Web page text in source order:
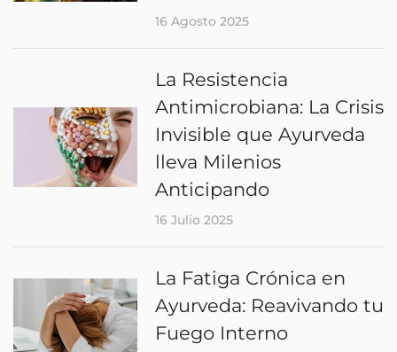
16 Agosto 2025
La Resistencia
Antimicrobiana: La Crisis
Invisible que Ayurveda
lleva Milenios
Anticipando
16 Julio 2025
La Fatiga Crónica en
Ayurveda: Reavivando tu
Fuego Interno